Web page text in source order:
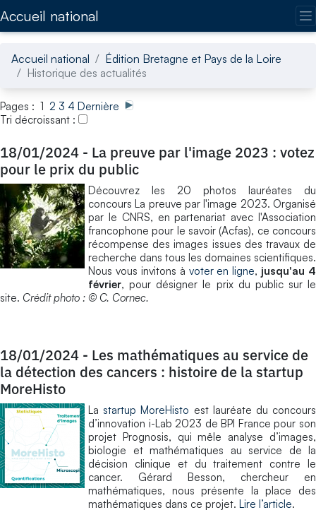
Accueil national
Accueil national
Édition Bretagne et Pays de la Loire
Historique des actualités
Pages : 1 2 3 4 Dernière
Tri décroissant :
18/01/2024 - La preuve par l'image 2023 : votez
pour le prix du public
Découvrez les 20 photos lauréates du
concours La preuve par l'image 2023. Organisé
par le CNRS, en partenariat avec l'Association
francophone pour le savoir (Acfas), ce concours
récompense des images issues des travaux de
recherche dans tous les domaines scientifiques.
Nous vous invitons à voter en ligne, jusqu'au 4
février, pour désigner le prix du public sur le
site. Crédit photo : © C. Cornec.
18/01/2024 - Les mathématiques au service de
la détection des cancers : histoire de la startup
MoreHisto
La startup MoreHisto est lauréate du concours
d’innovation i-Lab 2023 de BPI France pour son
projet Prognosis, qui mêle analyse d’images,
biologie et mathématiques au service de la
décision clinique et du traitement contre le
cancer. Gérard Besson, chercheur en
mathématiques, nous présente la place des
mathématiques dans ce projet. Lire l’article.